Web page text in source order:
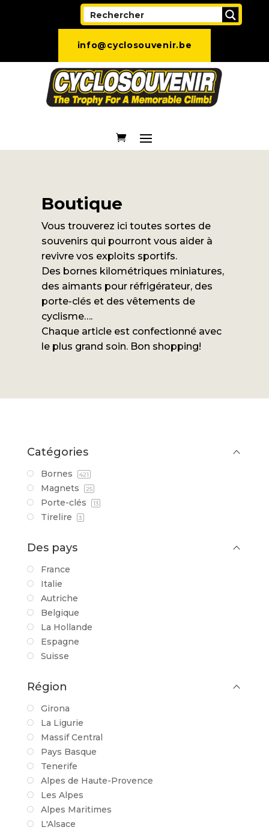
info@cyclosouvenir.be
Boutique
Vous trouverez ici toutes sortes de
souvenirs qui pourront vous aider à
revivre vos exploits sportifs.
Des bornes kilométriques miniatures,
des aimants pour réfrigérateur, des
porte-clés et des vêtements de
cyclisme….
Chaque article est confectionné avec
le plus grand soin. Bon shopping!
Catégories
Bornes 421
Magnets 25
Porte-clés 13
Tirelire 3
Des pays
France
Italie
Autriche
Belgique
La Hollande
Espagne
Suisse
Région
Girona
La Ligurie
Massif Central
Pays Basque
Tenerife
Alpes de Haute-Provence
Les Alpes
Alpes Maritimes
L'Alsace